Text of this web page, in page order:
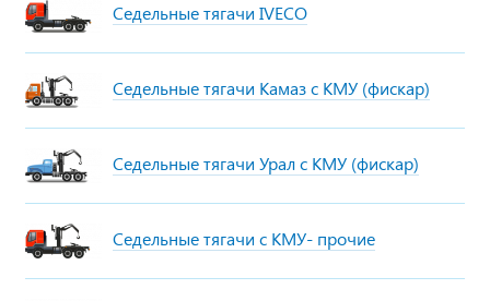
Седельные тягачи IVECO
Седельные тягачи Камаз с КМУ (фискар)
Седельные тягачи Урал с КМУ (фискар)
Седельные тягачи с КМУ- прочие